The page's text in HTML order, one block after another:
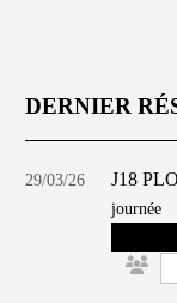
DERNIER
29/03/26 J18
journée